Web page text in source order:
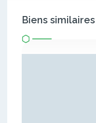
Biens similaires